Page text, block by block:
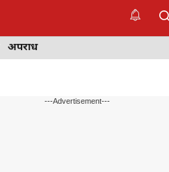
अपराध
---Advertisement---